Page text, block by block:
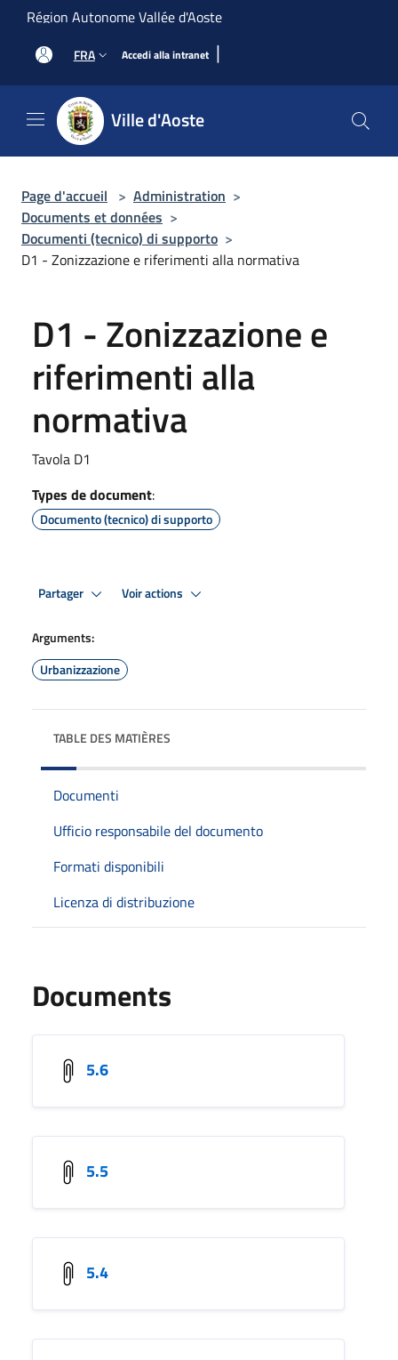
Salta al contenuto principale
Région Autonome Vallée d'Aoste
FRA Accedi alla intranet |
Ville d'Aoste
Page d'accueil > Administration >
Documents et données >
Documenti (tecnico) di supporto >
D1 - Zonizzazione e riferimenti alla normativa
D1 - Zonizzazione e
riferimenti alla
normativa
Tavola D1
Types de document:
Documento (tecnico) di supporto
Partager Voir actions
Arguments:
Urbanizzazione
TABLE DES MATIÈRES
Documenti
Ufficio responsabile del documento
Formati disponibili
Licenza di distribuzione
Documents
5.6
5.5
5.4